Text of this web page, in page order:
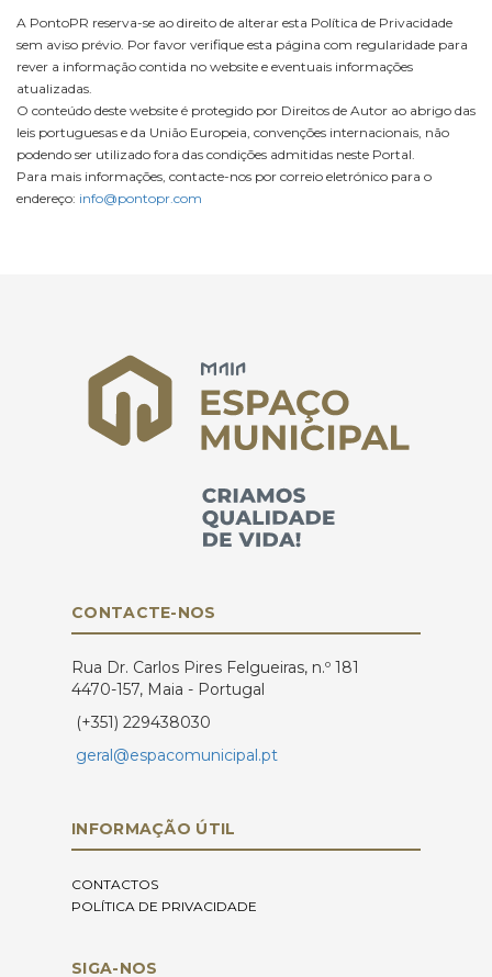
A PontoPR reserva-se ao direito de alterar esta Política de Privacidade
sem aviso prévio. Por favor verifique esta página com regularidade para
rever a informação contida no website e eventuais informações
atualizadas.
O conteúdo deste website é protegido por Direitos de Autor ao abrigo das
leis portuguesas e da União Europeia, convenções internacionais, não
podendo ser utilizado fora das condições admitidas neste Portal.
Para mais informações, contacte-nos por correio eletrónico para o
endereço: info@pontopr.com
CONTACTE-NOS
Rua Dr. Carlos Pires Felgueiras, n.º 181
4470-157, Maia - Portugal
(+351) 229438030
geral@espacomunicipal.pt
INFORMAÇÃO ÚTIL
CONTACTOS
POLÍTICA DE PRIVACIDADE
SIGA-NOS